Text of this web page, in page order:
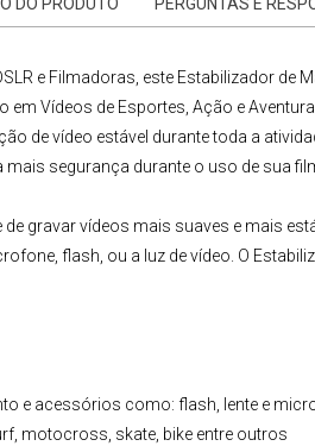
e Filmadoras , este Estabilizador de
Vídeos de Esportes, Ação e
de vídeo estável durante toda a
segurança durante o uso de sua
gravar vídeos mais suaves e mais
flash, ou a luz de vídeo. O
e acessórios como: flash, lente e
motocross, skate, bike entre outros